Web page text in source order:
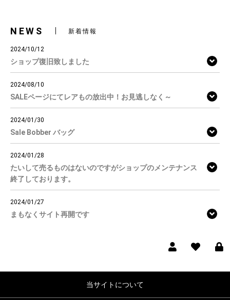
NEWS 新着情報
2024/10/12
ショップ復旧致しました
2024/08/10
SALEページにてレアもの放出中！お見逃しなく～
2024/01/30
Sale Bobber バッグ
2024/01/28
たいして売るものはないのですがショップのメンテナンス
終了しております。
2024/01/27
まもなくサイト再開です
当サイトについて